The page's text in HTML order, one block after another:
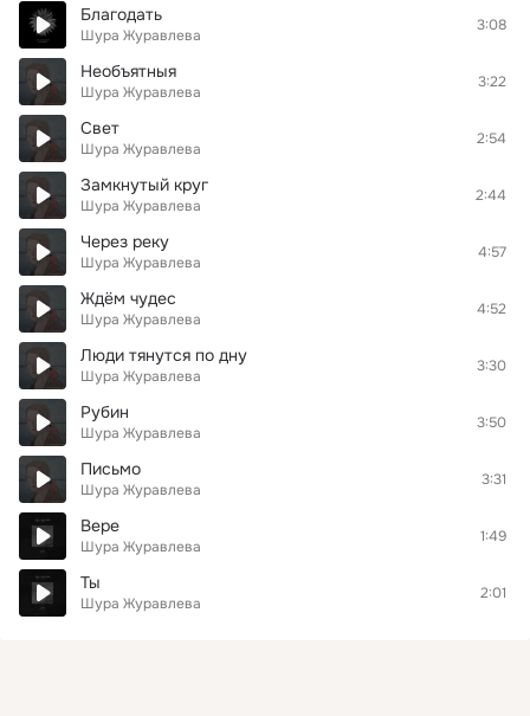
Благодать
Шура Журавлева
3:08
Необъятныя
Шура Журавлева
3:22
Свет
Шура Журавлева
2:54
Замкнутый круг
Шура Журавлева
2:44
Через реку
Шура Журавлева
4:57
Ждём чудес
Шура Журавлева
4:52
Люди тянутся по дну
Шура Журавлева
3:30
Рубин
Шура Журавлева
3:50
Письмо
Шура Журавлева
3:31
Вере
Шура Журавлева
1:49
Ты
Шура Журавлева
2:01